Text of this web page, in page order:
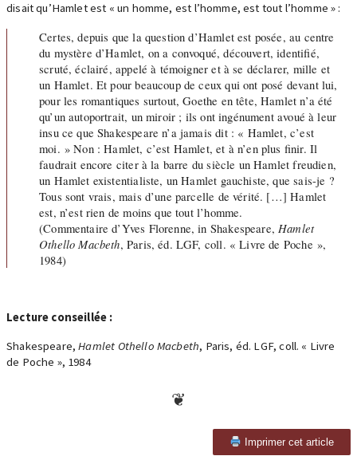
disait qu’Hamlet est « un homme, est l’homme, est tout l’homme » :
Certes, depuis que la question d’Hamlet est posée, au centre
du mystère d’Hamlet, on a convoqué, découvert, identifié,
scruté, éclairé, appelé à témoigner et à se déclarer, mille et
un Hamlet. Et pour beaucoup de ceux qui ont posé devant lui,
pour les romantiques surtout, Goethe en tête, Hamlet n’a été
qu’un autoportrait, un miroir ; ils ont ingénument avoué à leur
insu ce que Shakespeare n’a jamais dit : « Hamlet, c’est
moi. » Non : Hamlet, c’est Hamlet, et à n’en plus finir. Il
faudrait encore citer à la barre du siècle un Hamlet freudien,
un Hamlet existentialiste, un Hamlet gauchiste, que sais-je ?
Tous sont vrais, mais d’une parcelle de vérité. […] Hamlet
est, n’est rien de moins que tout l’homme.
(Commentaire d’Yves Florenne, in Shakespeare,Hamlet
Othello Macbeth, Paris, éd. LGF, coll. « Livre de Poche »,
1984)
Lecture conseillée :
Shakespeare,Hamlet Othello Macbeth, Paris, éd. LGF, coll. « Livre
de Poche », 1984
Imprimer cet article